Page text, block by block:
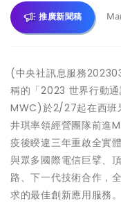
推廣新聞稿
(中央社訊息服務
稱的「2023 世界行動
MWC)於2/27起在西班
井琪率領經營團隊前進
疫後睽違三年重啟全實
與眾多國際電信巨擘、
路、下一代技術合作，
求的最佳創新應用服務。